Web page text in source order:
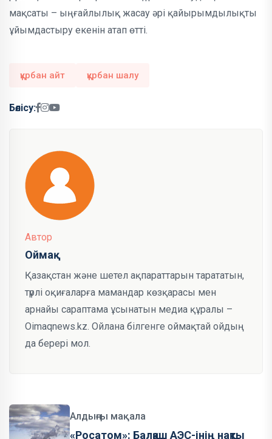
мақсаты – ыңғайлылық жасау әрі қайырымдылықты
ұйымдастыру екенін атап өтті.
құрбан айт құрбан шалу
Бөлісу:
Автор
Оймақ
Қазақстан және шетел ақпараттарын тарататын,
түрлі оқиғаларға мамандар көзқарасы мен
арнайы сараптама ұсынатын медиа құралы –
Oimaqnews.kz. Ойлана білгенге оймақтай ойдың
да берері мол.
Алдыңғы мақала
«Росатом»: Балқаш АЭС-інің нақты